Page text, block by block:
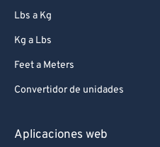
Lbs a Kg
Kg a Lbs
Feet a Meters
Convertidor de unidades
Aplicaciones web